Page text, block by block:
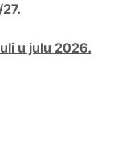
u julu 2026.